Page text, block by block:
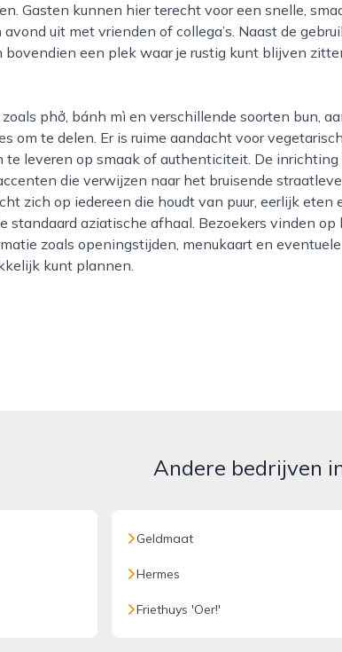
Gasten kunnen hier terecht voor een snelle,
uit met vrienden of collega’s. Naast de
een plek waar je rustig kunt blijven
om te delen. Er is ruime aandacht voor
leveren op smaak of authenticiteit. De inrichting
die verwijzen naar het bruisende
zich op iedereen die houdt van puur, eerlijk eten
standaard aziatische afhaal. Bezoekers vinden op
zoals openingstijden, menukaart en eventuele
kunt plannen.
Andere bedrijven
Geldmaat
Hermes
Friethuys 'Oer!'